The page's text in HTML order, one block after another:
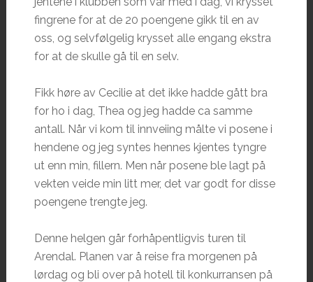
fingrene for at de 20 poengene gikk til en av
oss, og selvfølgelig krysset alle engang ekstra
for at de skulle gå til en selv.
Fikk høre av Cecilie at det ikke hadde gått bra
for ho i dag, Thea og jeg hadde ca samme
antall. Når vi kom til innveiing målte vi posene i
hendene og jeg syntes hennes kjentes tyngre
ut enn min, fillern. Men når posene ble lagt på
vekten veide min litt mer, det var godt for disse
poengene trengte jeg.
Denne helgen går forhåpentligvis turen til
Arendal. Planen var å reise fra morgenen på
lørdag og bli over på hotell til konkurransen på